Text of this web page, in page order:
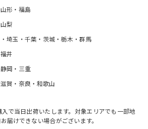
形・福島
梨
埼玉・千葉・茨城・栃木・群馬
井
岡・三重
賀・奈良・和歌山
で当日出荷いたします。対象エリアでも一部地
届けできない場合がございます。